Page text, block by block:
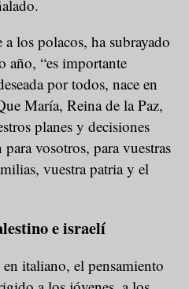
los polacos, ha subrayado
año, “es importante
por todos, nace en
María, Reina de la Paz,
planes y decisiones
vosotros, para vuestras
vuestra patria y el
e israelí
italiano, el pensamiento